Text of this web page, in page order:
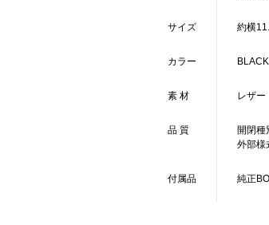
サイズ 約横
カラー BLACK
素 材 レザー
品 質
開閉種
外部様
付属品 純正